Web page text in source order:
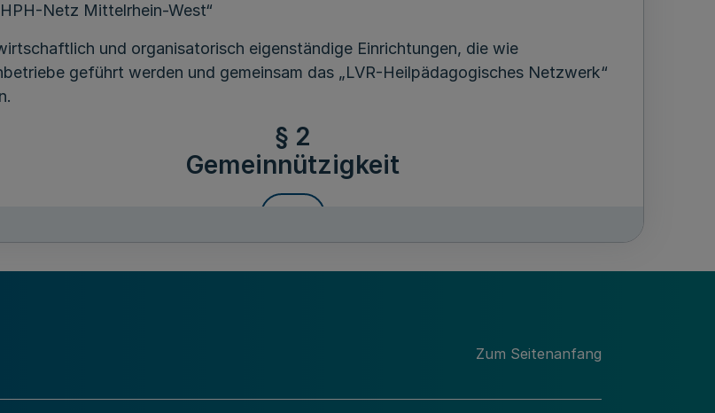
Netz Mittelrhein-West“
und organisatorisch eigenständige Einrichtungen, die wie
geführt werden und gemeinsam das „LVR-Heilpädagogisches Netzwerk“
§ 2
Gemeinnützigkeit
Falle der Auflösung fällt das Vermögen an den Landschaftsverband Rheinland.
§ 3
Zum Seitenanfang